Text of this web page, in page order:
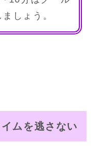
しょう。
ムを逃さない